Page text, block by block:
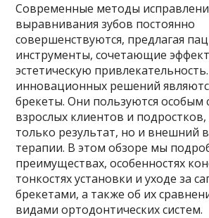
Современные методы
выравнивания зубов постоянно
совершенствуются, предлагая
инструменты, сочетающие
эстетическую
инновационных решений
брекеты. Они пользуются особым
взрослых клиентов и
только результат, но и внешний
терапии. В этом обзоре мы
преимуществах, особенностях
тонкостях установки и уходе за
брекетами, а также об их
видами ортодонтических систем.